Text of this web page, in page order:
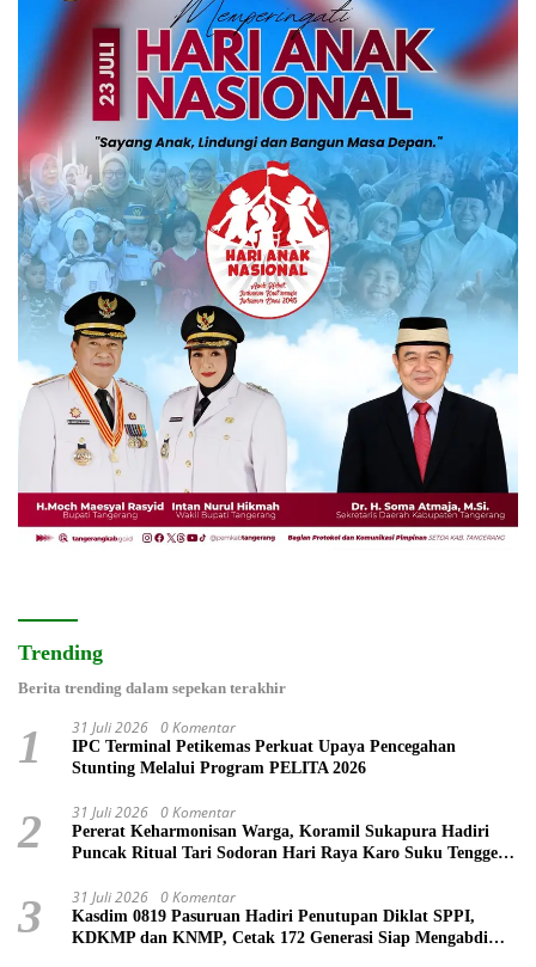
Trending
Berita trending dalam sepekan terakhir
1 31 Juli 2026 0 Komentar
IPC Terminal Petikemas Perkuat Upaya Pencegahan
Stunting Melalui Program PELITA 2026
2 31 Juli 2026 0 Komentar
Pererat Keharmonisan Warga, Koramil Sukapura Hadiri
Puncak Ritual Tari Sodoran Hari Raya Karo Suku Tengger
3 31 Juli 2026 0 Komentar
Kasdim 0819 Pasuruan Hadiri Penutupan Diklat SPPI,
KDKMP dan KNMP, Cetak 172 Generasi Siap Mengabdi